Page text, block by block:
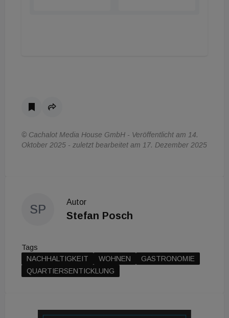
© Cachalot Media House GmbH - Veröffentlicht am 14.
Oktober 2025 - zuletzt bearbeitet am 17. Dezember 2025
SP
Autor
Stefan Posch
Tags
NACHHALTIGKEIT
WOHNEN
GASTRONOMIE
QUARTIERSENTICKLUNG